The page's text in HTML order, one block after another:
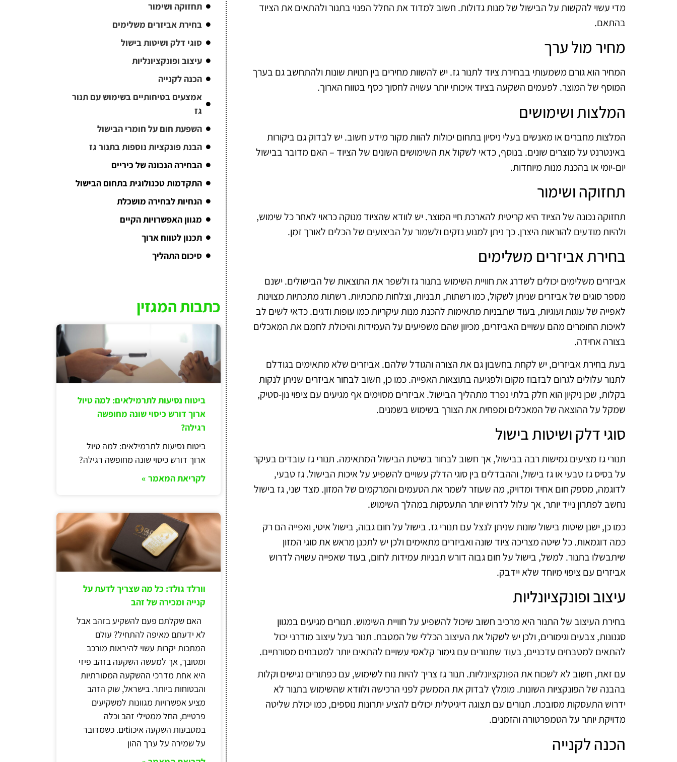
מדי עשוי להקשות על הבישול של מנות גדולות. חשוב למדוד את החלל הפנוי בתנור ולהתאים את הציוד
בהתאם.
מחיר מול ערך
המחיר הוא גורם משמעותי בבחירת ציוד לתנור גז. יש להשוות מחירים בין חנויות שונות ולהתחשב גם בערך
המוסף של המוצר. לפעמים השקעה בציוד איכותי יותר עשויה לחסוך כסף בטווח הארוך.
המלצות ושימושים
המלצות מחברים או מאנשים בעלי ניסיון בתחום יכולות להוות מקור מידע חשוב. יש לבדוק גם ביקורות
באינטרנט על מוצרים שונים. בנוסף, כדאי לשקול את השימושים השונים של הציוד – האם מדובר בבישול
יום-יומי או בהכנת מנות מיוחדות.
תחזוקה ושימור
תחזוקה נכונה של הציוד היא קריטית להארכת חיי המוצר. יש לוודא שהציוד מנוקה כראוי לאחר כל שימוש,
ולהיות מודעים להוראות היצרן. כך ניתן למנוע נזקים ולשמור על הביצועים של הכלים לאורך זמן.
בחירת אביזרים משלימים
אביזרים משלימים יכולים לשדרג את חוויית השימוש בתנור גז ולשפר את התוצאות של הבישולים. ישנם
מספר סוגים של אביזרים שניתן לשקול, כמו רשתות, תבניות, וצלחות מתכתיות. רשתות מתכתיות מצוינות
לאפייה של עוגות ועוגיות, בעוד שתבניות מתאימות להכנת מנות עיקריות כמו עופות ודגים. כדאי לשים לב
לאיכות החומרים מהם עשויים האביזרים, מכיוון שהם משפיעים על העמידות והיכולת לחמם את המאכלים
בצורה אחידה.
בעת בחירת אביזרים, יש לקחת בחשבון גם את הצורה והגודל שלהם. אביזרים שלא מתאימים בגודלם
לתנור עלולים לגרום לבזבוז מקום ולפגיעה בתוצאות האפייה. כמו כן, חשוב לבחור אביזרים שניתן לנקות
בקלות, שכן ניקיון הוא חלק בלתי נפרד מתהליך הבישול. אביזרים מסוימים אף מגיעים עם ציפוי נון-סטיק,
שמקל על ההוצאה של המאכלים ומפחית את הצורך בשימוש בשמנים.
סוגי דלק ושיטות בישול
תנורי גז מציעים גמישות רבה בבישול, אך חשוב לבחור בשיטת הבישול המתאימה. תנורי גז עובדים בעיקר
על בסיס גז טבעי או גז בישול, וההבדלים בין סוגי הדלק עשויים להשפיע על איכות הבישול. גז טבעי,
לדוגמה, מספק חום אחיד ומדויק, מה שעוזר לשמר את הטעמים והמרקמים של המזון. מצד שני, גז בישול
נחשב לפתרון נייד יותר, אך עלול לדרוש יותר התעסקות במהלך השימוש.
כמו כן, ישנן שיטות בישול שונות שניתן לנצל עם תנורי גז. בישול על חום גבוה, בישול איטי, ואפייה הם רק
כמה דוגמאות. כל שיטה מצריכה ציוד שונה ואביזרים מתאימים ולכן יש לתכנן מראש את סוגי המזון
שיתבשלו בתנור. למשל, בישול על חום גבוה דורש תבניות עמידות לחום, בעוד שאפייה עשויה לדרוש
אביזרים עם ציפוי מיוחד שלא יידבק.
עיצוב ופונקציונליות
בחירת העיצוב של התנור היא מרכיב חשוב שיכול להשפיע על חוויית השימוש. תנורים מגיעים במגוון
סגנונות, צבעים וגימורים, ולכן יש לשקול את העיצוב הכללי של המטבח. תנור בעל עיצוב מודרני יכול
להתאים למטבחים עדכניים, בעוד שתנורים עם גימור קלאסי עשויים להתאים יותר למטבחים מסורתיים.
עם זאת, חשוב לא לשכוח את הפונקציונליות. תנור גז צריך להיות נוח לשימוש, עם כפתורים נגישים וקלות
בהבנה של הפונקציות השונות. מומלץ לבדוק את הממשק לפני הרכישה ולוודא שהשימוש בתנור לא
ידרוש התעסקות מסובכת. תנורים עם תצוגה דיגיטלית יכולים להציע יתרונות נוספים, כמו יכולת שליטה
מדויקת יותר על הטמפרטורה והזמנים.
הכנה לקנייה
תחזוקה ושימור
בחירת אביזרים משלימים
סוגי דלק ושיטות בישול
עיצוב ופונקציונליות
הכנה לקנייה
אמצעים בטיחותיים בשימוש עם תנור
גז
השפעת חום על חומרי הבישול
הבנת פונקציות נוספות בתנור גז
הבחירה הנכונה של כיריים
התקדמות טכנולוגית בתחום הבישול
הנחיות לבחירה מושכלת
מגוון האפשרויות הקיים
תכנון לטווח ארוך
סיכום התהליך
כתבות המגזין
ביטוח נסיעות לתרמילאים: למה טיול
ארוך דורש כיסוי שונה מחופשה
רגילה?
ביטוח נסיעות לתרמילאים: למה טיול
ארוך דורש כיסוי שונה מחופשה רגילה?
לקריאת המאמר »
וורלד גולד: כל מה שצריך לדעת על
קנייה ומכירה של זהב
האם שקלתם פעם להשקיע בזהב אבל
לא ידעתם מאיפה להתחיל? עולם
המתכות יקרות עשוי להיראות מורכב
ומסובך, אך למעשה השקעה בזהב פיזי
היא אחת מדרכי ההשקעה המסורתיות
והבטוחות ביותר. בישראל, שוק הזהב
מציע אפשרויות מגוונות למשקיעים
פרטיים, החל ממטילי זהב וכלה
במטבעות השקעה איכוtiים. כשמדובר
על שמירה על ערך ההון